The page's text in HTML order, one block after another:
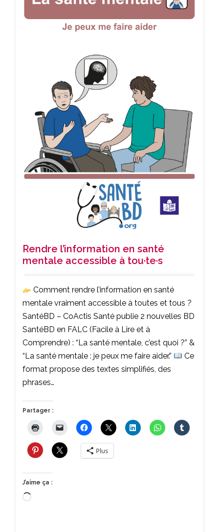
Rendre l’information en santé
mentale accessible à tou·te·s
Comment rendre l’information en santé
mentale vraiment accessible à toutes et tous ?
SantéBD – CoActis Santé publie 2 nouvelles BD
SantéBD en FALC (Facile à Lire et à
Comprendre) : “La santé mentale, c’est quoi ?” &
“La santé mentale : je peux me faire aider.”
Ce
format propose des textes simplifiés, des
phrases…
Partager :
Plus
J’aime ça :
Chargement…